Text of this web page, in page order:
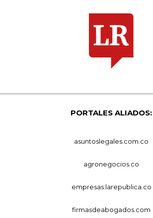
PORTALES ALIADOS:
asuntoslegales.com.co
agronegocios.co
empresas.larepublica.co
firmasdeabogados.com